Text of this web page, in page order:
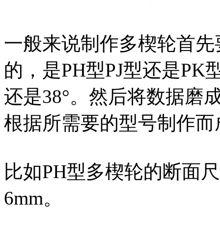
一般来说制作多楔轮首
的，是PH型PJ型还是PK
还是38°。然后将数据磨
根据所需要的型号制作
比如PH型多楔轮的断面
6mm。